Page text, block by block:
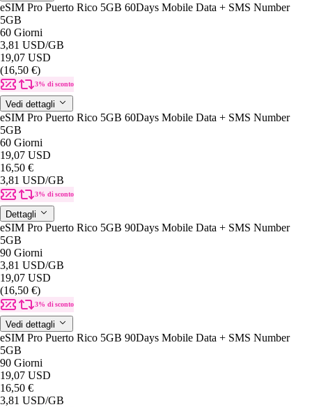
eSIM Pro Puerto Rico 5GB 60Days Mobile Data + SMS Number
5GB
60 Giorni
3,81 USD/GB
19,07 USD
(16,50 €)
3% di sconto
Vedi dettagli
eSIM Pro Puerto Rico 5GB 60Days Mobile Data + SMS Number
5GB
60 Giorni
19,07 USD
16,50 €
3,81 USD/GB
3% di sconto
Dettagli
eSIM Pro Puerto Rico 5GB 90Days Mobile Data + SMS Number
5GB
90 Giorni
3,81 USD/GB
19,07 USD
(16,50 €)
3% di sconto
Vedi dettagli
eSIM Pro Puerto Rico 5GB 90Days Mobile Data + SMS Number
5GB
90 Giorni
19,07 USD
16,50 €
3,81 USD/GB